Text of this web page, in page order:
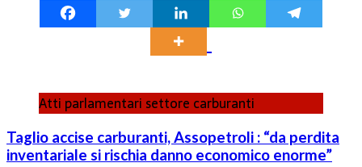
Atti parlamentari settore carburanti
Taglio accise carburanti, Assopetroli : “da perdita
inventariale si rischia danno economico enorme”